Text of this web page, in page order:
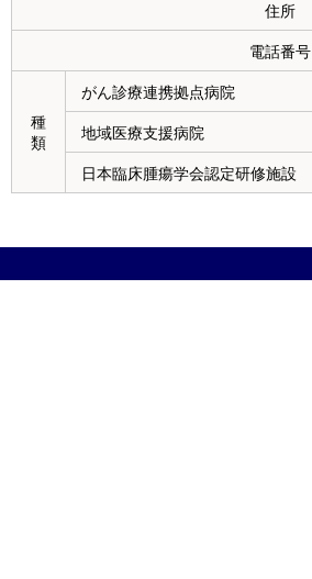
住所
電話番号
種
類
がん診療連携拠点病院
地域医療支援病院
日本臨床腫瘍学会認定研修施設